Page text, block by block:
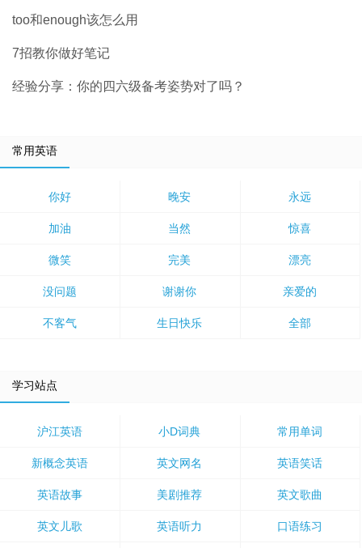
too和enough该怎么用
7招教你做好笔记
经验分享：你的四六级备考姿势对了吗？
常用英语
你好 晚安 永远
加油 当然 惊喜
微笑 完美 漂亮
没问题 谢谢你 亲爱的
不客气 生日快乐 全部
学习站点
沪江英语 小D词典 常用单词
新概念英语 英文网名 英语笑话
英语故事 美剧推荐 英文歌曲
英文儿歌 英语听力 口语练习